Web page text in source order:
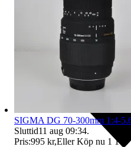
SIGMA DG 70-300mm 1:4-
Sluttid11 aug 09:34.
Pris:995 kr,Eller Köp nu 1 100